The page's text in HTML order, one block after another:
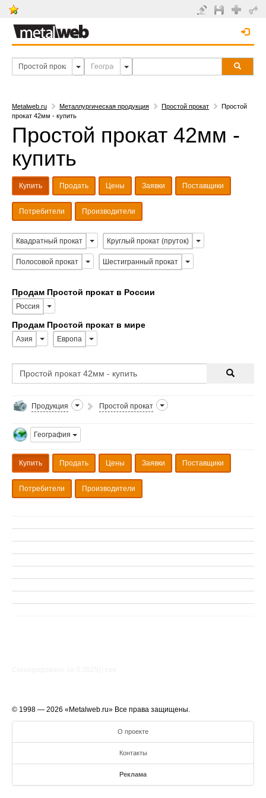
Metalweb.ru Металлургическая продукция Простой прокат
Простой
прокат 42мм - купить
Простой прокат 42мм -
купить
Купить Продать Цены Заявки Поставщики
Потребители Производители
Квадратный прокат Круглый прокат (пруток)
Полосовой прокат Шестигранный прокат
Продам Простой прокат в России
Россия
Продам Простой прокат в мире
Азия Европа
Продукция Простой прокат
География
Купить Продать Цены Заявки Поставщики
Потребители Производители
© 1998 — 2026 «Metalweb.ru» Все права защищены.
О проекте
Контакты
Реклама